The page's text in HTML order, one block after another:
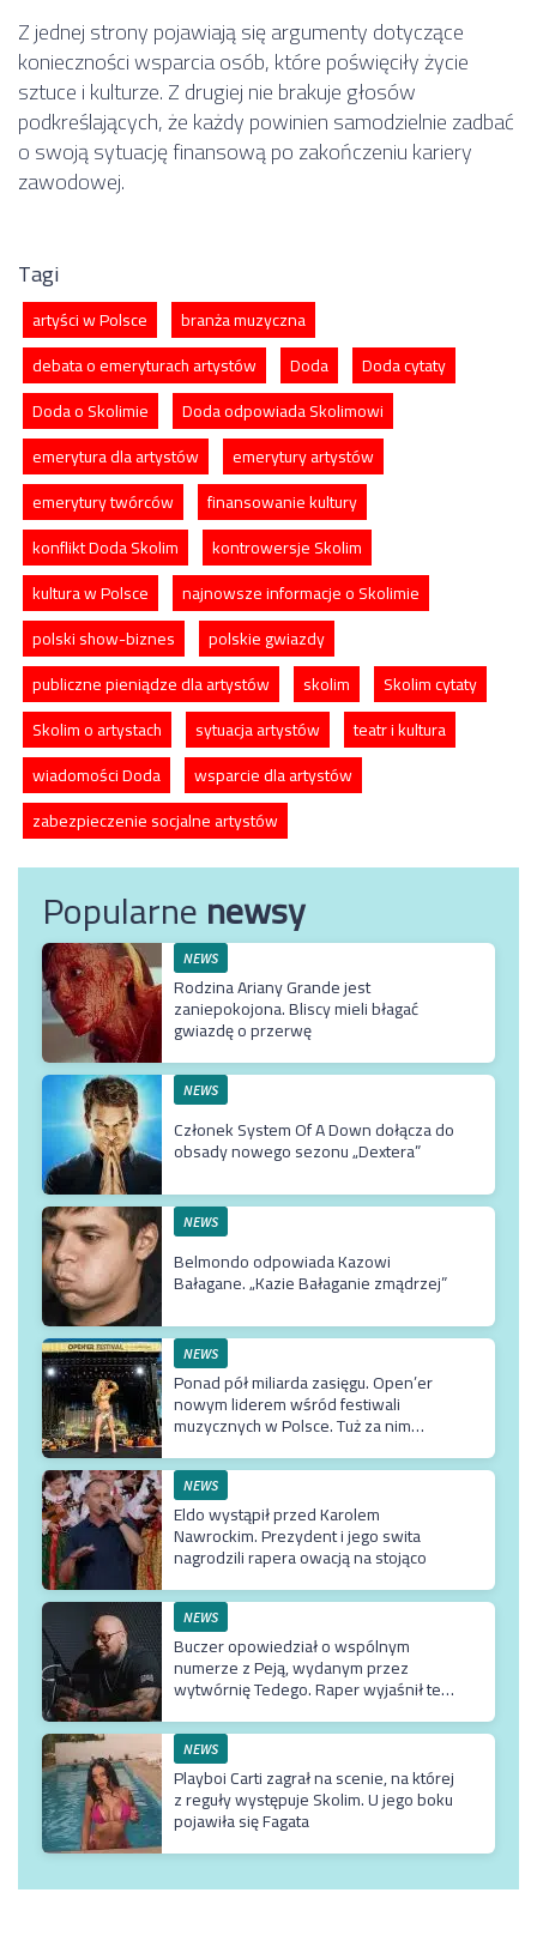
Z jednej strony pojawiają się argumenty dotyczące
konieczności wsparcia osób, które poświęciły życie
sztuce i kulturze. Z drugiej nie brakuje głosów
podkreślających, że każdy powinien samodzielnie zadbać
o swoją sytuację finansową po zakończeniu kariery
zawodowej.
Tagi
artyści w Polsce
branża muzyczna
debata o emeryturach artystów
Doda
Doda cytaty
Doda o Skolimie
Doda odpowiada Skolimowi
emerytura dla artystów
emerytury artystów
emerytury twórców
finansowanie kultury
konflikt Doda Skolim
kontrowersje Skolim
kultura w Polsce
najnowsze informacje o Skolimie
polski show-biznes
polskie gwiazdy
publiczne pieniądze dla artystów
skolim
Skolim cytaty
Skolim o artystach
sytuacja artystów
teatr i kultura
wiadomości Doda
wsparcie dla artystów
zabezpieczenie socjalne artystów
Popularnenewsy
NEWS
Rodzina Ariany Grande jest
zaniepokojona. Bliscy mieli błagać
gwiazdę o przerwę
NEWS
Członek System Of A Down dołącza do
obsady nowego sezonu „Dextera”
NEWS
Belmondo odpowiada Kazowi
Bałagane. „Kazie Bałaganie zmądrzej”
NEWS
Ponad pół miliarda zasięgu. Open’er
nowym liderem wśród festiwali
muzycznych w Polsce. Tuż za nim
NEWS
Eldo wystąpił przed Karolem
Nawrockim. Prezydent i jego swita
nagrodzili rapera owacją na stojąco
NEWS
Buczer opowiedział o wspólnym
numerze z Peją, wydanym przez
wytwórnię Tedego. Raper wyjaśnił też
kanału Wielkie Joł
NEWS
Playboi Carti zagrał na scenie, na której
z reguły występuje Skolim. U jego boku
pojawiła się Fagata